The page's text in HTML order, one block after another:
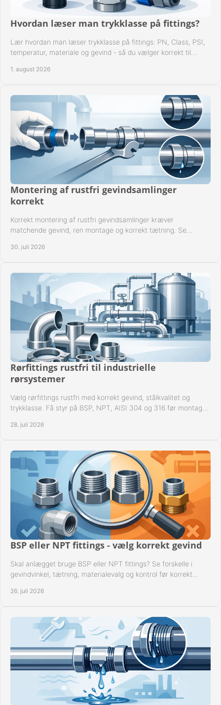
Hvordan læser man trykklasse på fittings?
Lær hvordan man læser trykklasse på fittings: PN, Class, PSI,
temperatur, materiale og gevind - så du vælger korrekt til
1. august 2026
Montering af rustfri gevindsamlinger
korrekt
Korrekt montering af rustfri gevindsamlinger kræver
matchende gevind, ren montage og korrekt tætning. Se
30. juli 2026
Rørfittings rustfri til industrielle
rørsystemer
Vælg rørfittings rustfri med korrekt gevind, stålkvalitet og
trykklasse. Få styr på BSP, NPT, AISI 304 og 316 før montage
28. juli 2026
BSP eller NPT fittings - vælg korrekt gevind
Skal anlægget bruge BSP eller NPT fittings? Se forskelle i
gevindvinkel, tætning, materialevalg og kontrol før korrekt
26. juli 2026